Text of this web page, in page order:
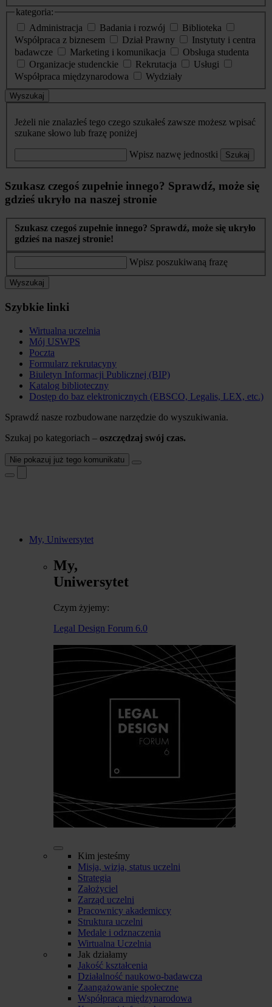
kategoria:
Administracja
Badania i rozwój
Biblioteka
Współpraca z biznesem
Dział Prawny
Instytuty i centra
badawcze
Marketing i komunikacja
Obsługa studenta
Organizacje studenckie
Rekrutacja
Usługi
Współpraca międzynarodowa
Wydziały
Wyszukaj
Jeżeli nie znalazłeś tego czego szukałeś zawsze możesz wpisać
szukane słowo lub frazę poniżej
Wpisz nazwę jednostki Szukaj
Szukasz czegoś zupełnie innego? Sprawdź, może się
gdzieś ukryło na naszej stronie
Szukasz czegoś zupełnie innego? Sprawdź, może się ukryło
gdzieś na naszej stronie!
Wpisz poszukiwaną frazę
Wyszukaj
Szybkie linki
Wirtualna uczelnia
Mój USWPS
Poczta
Formularz rekrutacyny
Biuletyn Informacji Publicznej (BIP)
Katalog biblioteczny
Dostęp do baz elektronicznych (EBSCO, Legalis, LEX, etc.)
Sprawdź nasze rozbudowane narzędzie do wyszukiwania.
Szukaj po kategoriach – oszczędzaj swój czas.
Nie pokazuj już tego komunikatu
My, Uniwersytet
My,
Uniwersytet
Czym żyjemy:
Legal Design Forum 6.0
Kim jesteśmy
Misja, wizja, status uczelni
Strategia
Założyciel
Zarząd uczelni
Pracownicy akademiccy
Struktura uczelni
Medale i odznaczenia
Wirtualna Uczelnia
Jak działamy
Jakość kształcenia
Działalność naukowo-badawcza
Zaangażowanie społeczne
Współpraca międzynarodowa